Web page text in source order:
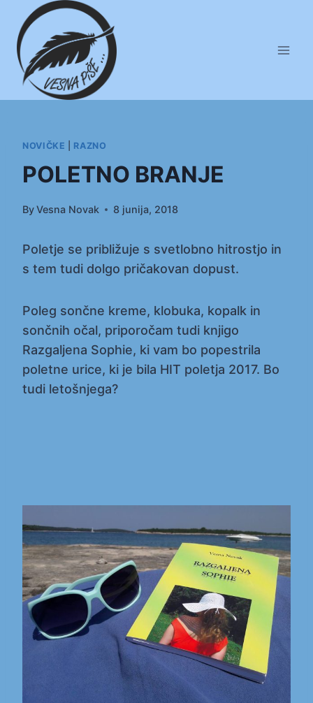
content
NOVIČKE RAZNO
POLETNO BRANJE
ByVesna Novak 8 junija, 2018
Poletje se približuje s svetlobno hitrostjo in
s tem tudi dolgo pričakovan dopust.
Poleg sončne kreme, klobuka, kopalk in
sončnih očal, priporočam tudi knjigo
Razgaljena Sophie, ki vam bo popestrila
poletne urice, ki je bila HIT poletja 2017. Bo
tudi letošnjega?